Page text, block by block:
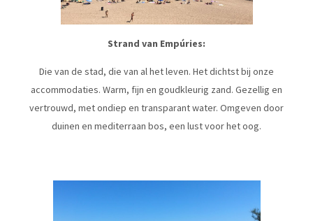
Strand van Empúries:
Die van de stad, die van al het leven. Het dichtst bij onze
accommodaties. Warm, fijn en goudkleurig zand. Gezellig en
vertrouwd, met ondiep en transparant water. Omgeven door
duinen en mediterraan bos, een lust voor het oog.